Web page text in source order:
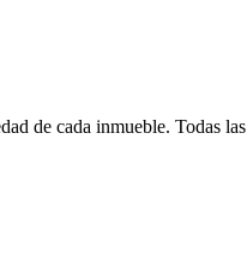
de cada inmueble. Todas